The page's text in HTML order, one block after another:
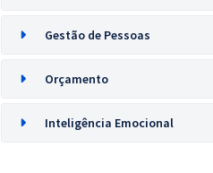
Gestão de Pessoas
Orçamento
Inteligência Emocional